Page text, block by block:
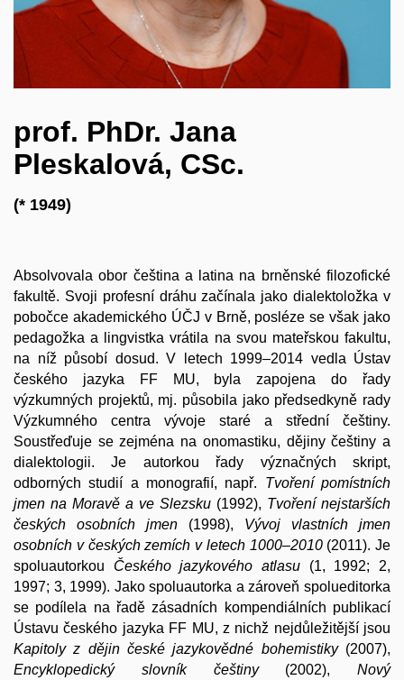
prof. PhDr. Jana
Pleskalová, CSc.
(* 1949)
Absolvovala obor čeština a latina na brněnské filozofické
fakultě. Svoji profesní dráhu začínala jako dialektoložka v
pobočce akademického ÚČJ v Brně, posléze se však jako
pedagožka a lingvistka vrátila na svou mateřskou fakultu,
na níž působí dosud. V letech 1999–2014 vedla Ústav
českého jazyka FF MU, byla zapojena do řady
výzkumných projektů, mj. působila jako předsedkyně rady
Výzkumného centra vývoje staré a střední češtiny.
Soustřeďuje se zejména na onomastiku, dějiny češtiny a
dialektologii. Je autorkou řady význačných skript,
odborných studií a monografií, např. Tvoření pomístních
jmen na Moravě a ve Slezsku (1992), Tvoření nejstarších
českých osobních jmen (1998), Vývoj vlastních jmen
osobních v českých zemích v letech 1000–2010(2011). Je
spoluautorkou Českého jazykového atlasu (1, 1992; 2,
1997; 3, 1999). Jako spoluautorka a zároveň spolueditorka
se podílela na řadě zásadních kompendiálních publikací
Ústavu českého jazyka FF MU, z nichž nejdůležitější jsou
Kapitoly z dějin české jazykovědné bohemistiky(2007),
Encyklopedický slovník češtiny(2002), Nový